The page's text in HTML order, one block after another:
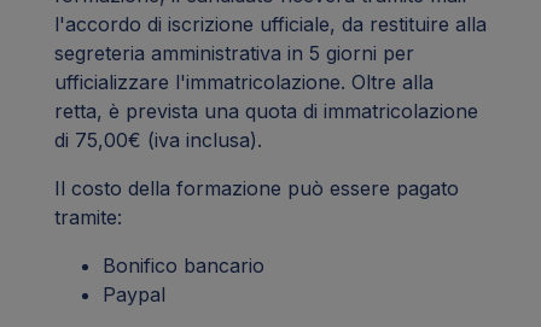
l'accordo di iscrizione ufficiale, da restituire alla
segreteria amministrativa in 5 giorni per
ufficializzare l'immatricolazione. Oltre alla
retta, è prevista una quota di immatricolazione
di 75,00€ (iva inclusa).
Il costo della formazione può essere pagato
tramite:
Bonifico bancario
Paypal